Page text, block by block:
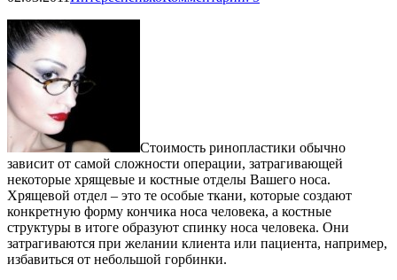
Стоимость ринопластики обычно
зависит от самой сложности операции, затрагивающей
некоторые хрящевые и костные отделы Вашего носа.
Хрящевой отдел – это те особые ткани, которые создают
конкретную форму кончика носа человека, а костные
структуры в итоге образуют спинку носа человека. Они
затрагиваются при желании клиента или пациента, например,
избавиться от небольшой горбинки.